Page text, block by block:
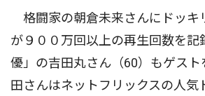
格闘家の朝倉未来さんにドッキ
が９００万回以上の再生回数を記
優」の吉田丸さん（60）もゲス
田さんはネットフリックスの人気